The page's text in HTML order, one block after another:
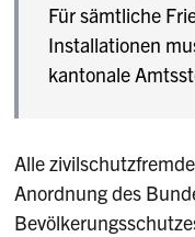
Für sämtliche
Installationen
kantonale
Alle
Anordnung des